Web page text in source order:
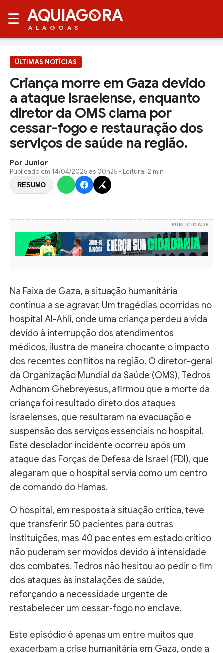
☰ AQUIAG RA
ALAGOAS
ÚLTIMAS NOTÍCIAS
Criança morre em Gaza devido
a ataque israelense, enquanto
diretor da OMS clama por
cessar-fogo e restauração dos
serviços de saúde na região.
Por Junior
Publicado em 14/04/2025 às 00h25 • Leitura: 2 min
RESUMO
PUBLICIDADE
Na Faixa de Gaza, a situação humanitária
continua a se agravar. Um tragédias ocorridas no
hospital Al-Ahli, onde uma criança perdeu a vida
devido à interrupção dos atendimentos
médicos, ilustra de maneira chocante o impacto
dos recentes conflitos na região. O diretor-geral
da Organização Mundial da Saúde (OMS), Tedros
Adhanom Ghebreyesus, afirmou que a morte da
criança foi resultado direto dos ataques
israelenses, que resultaram na evacuação e
suspensão dos serviços essenciais no hospital.
Este desolador incidente ocorreu após um
ataque das Forças de Defesa de Israel (FDI), que
alegaram que o hospital servia como um centro
de comando do Hamas.
O hospital, em resposta à situação crítica, teve
que transferir 50 pacientes para outras
instituições, mas 40 pacientes em estado crítico
não puderam ser movidos devido à intensidade
dos combates. Tedros não hesitou ao pedir o fim
dos ataques às instalações de saúde,
reforçando a necessidade urgente de
restabelecer um cessar-fogo no enclave.
Este episódio é apenas um entre muitos que
exacerbam a crise humanitária em Gaza, onde a